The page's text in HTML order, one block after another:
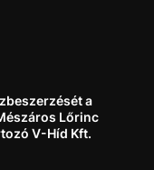
a
Lőrinc
V-Híd Kft.